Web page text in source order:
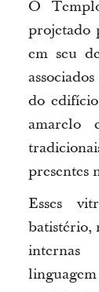
O
projetado
em seu
do
amarelo
presentes
Esses
batistério,